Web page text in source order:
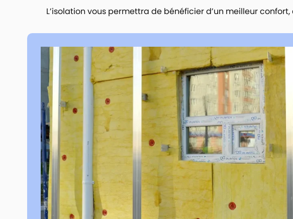
L’isolation vous permettra de bénéficier d’un meilleur